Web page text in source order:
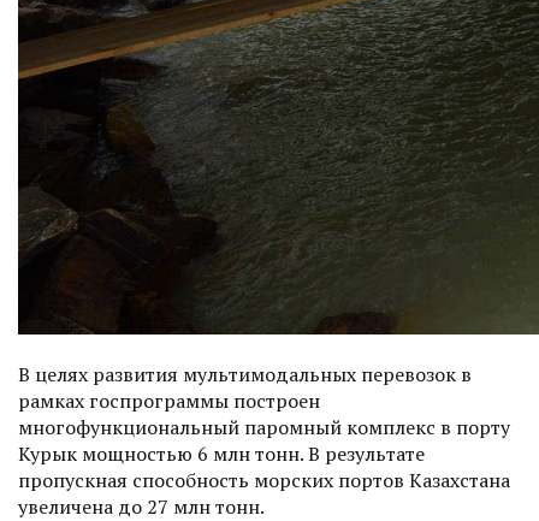
В целях развития мультимодальных перевозок в
рамках госпрограммы построен
многофункциональный паромный комплекс в порту
Курык мощностью 6 млн тонн. В результате
пропускная способность морских портов Казахстана
увеличена до 27 млн тонн.